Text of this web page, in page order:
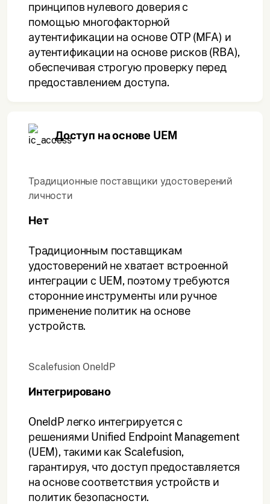
принципов нулевого доверия с
помощью многофакторной
аутентификации на основе OTP (MFA) и
аутентификации на основе рисков (RBA),
обеспечивая строгую проверку перед
предоставлением доступа.
Доступ на основе UEM
Традиционные поставщики удостоверений
личности
Нет
Традиционным поставщикам
удостоверений не хватает встроенной
интеграции с UEM, поэтому требуются
сторонние инструменты или ручное
применение политик на основе
устройств.
Scalefusion OneIdP
Интегрировано
OneIdP легко интегрируется с
решениями Unified Endpoint Management
(UEM), такими как Scalefusion,
гарантируя, что доступ предоставляется
на основе соответствия устройств и
политик безопасности.